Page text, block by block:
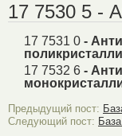
17 7530 5 -
17 7531 0 -
17 7532 6 -
Предыдущий пост:
Следующий пост: